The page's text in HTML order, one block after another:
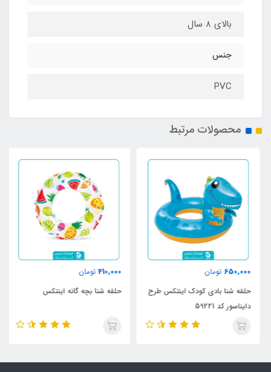
بالای 8 سال
جنس
PVC
محصولات مرتبط
650,000 تومان
حلقه شنا بادی کودک اینتکس طرح
دایناسور کد 59221
410,000 تومان
حلقه شنا بچه گانه اینتکس